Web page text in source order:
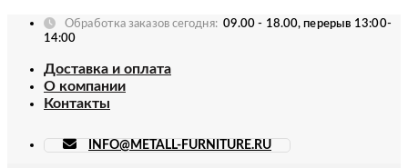
Skip
Обработка заказов сегодня: 09.00 - 18.00, перерыв 13:00-
14:00
Доставка и оплата
О компании
Контакты
INFO@METALL-FURNITURE.RU